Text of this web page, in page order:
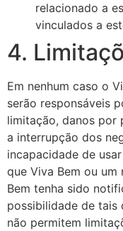
relacionado a
vinculados a
4.
Em nenhum caso o
serão responsáveis
limitação, danos por
a interrupção dos
incapacidade de
que Viva Bem ou
Bem tenha sido
possibilidade de tais
não permitem